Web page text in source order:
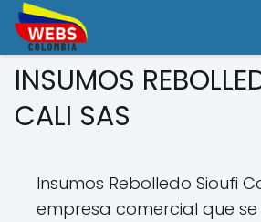
INSUMOS
CALI SAS
Insumos Rebolledo Sioufi
empresa comercial que